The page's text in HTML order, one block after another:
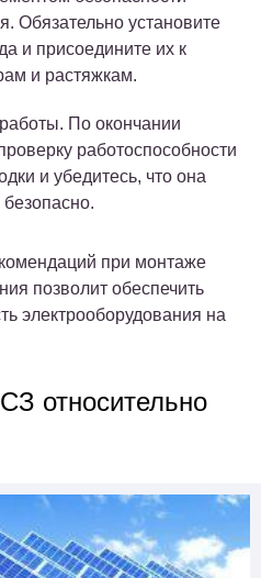
Обязательно установите
и присоедините их к
и растяжкам.
По окончании
работоспособности
и убедитесь, что она
при монтаже
позволит обеспечить
электрооборудования на
относительно